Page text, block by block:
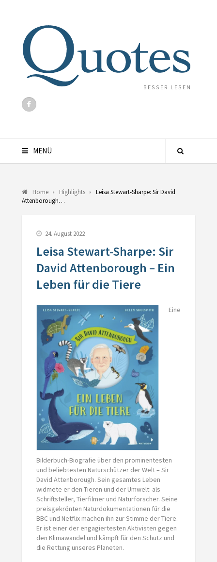
BESSER LESEN
MENÜ
Home Highlights
Leisa Stewart-Sharpe: Sir David
Attenborough…
24. August 2022
Leisa Stewart-Sharpe: Sir
David Attenborough – Ein
Leben für die Tiere
Eine
Bilderbuch-Biografie über den prominentesten
und beliebtesten Naturschützer der Welt – Sir
David Attenborough. Sein gesamtes Leben
widmete er den Tieren und der Umwelt: als
Schriftsteller, Tierfilmer und Naturforscher. Seine
preisgekrönten Naturdokumentationen für die
BBC und Netflix machen ihn zur Stimme der Tiere.
Er ist einer der engagiertesten Aktivisten gegen
den Klimawandel und kämpft für den Schutz und
die Rettung unseres Planeten.